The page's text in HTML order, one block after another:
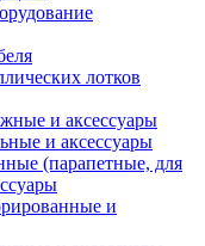
лотков
и аксессуары
и аксессуары
(парапетные, для
и